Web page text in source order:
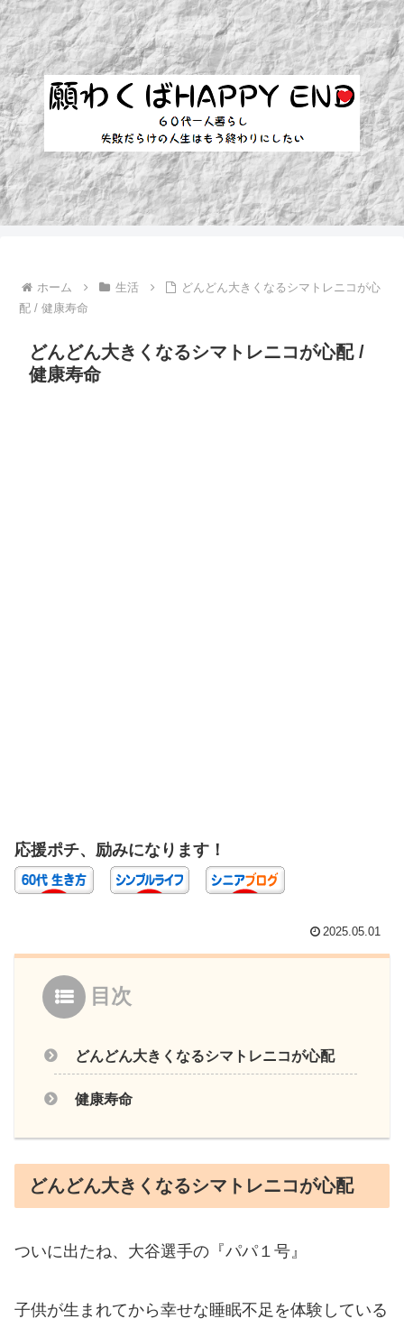
ホーム 生活
どんどん大きくなるシマトレニコが心
配 / 健康寿命
どんどん大きくなるシマトレニコが心配 /
健康寿命
応援ポチ、励みになります！
2025.05.01
目次
どんどん大きくなるシマトレニコが心配
健康寿命
どんどん大きくなるシマトレニコが心配
ついに出たね、大谷選手の『パパ１号』
子供が生まれてから幸せな睡眠不足を体験している